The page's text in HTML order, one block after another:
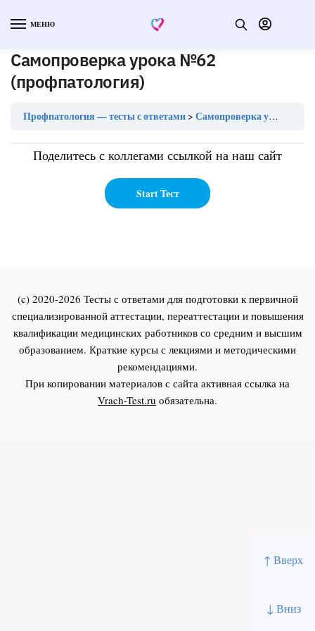
↑ Вверх
↓ Вниз
МЕНЮ
Самопроверка урока №62
(профпатология)
Профпатология — тесты с ответами Самопроверка урока №62 (профпатология)
Поделитесь с коллегами ссылкой на наш сайт
(c) 2020-2026 Тесты с ответами для подготовки к первичной
специализированной аттестации, переаттестации и повышения
квалификации медицинских работников со средним и высшим
образованием. Краткие курсы с лекциями и методическими
рекомендациями.
При копировании материалов с сайта активная ссылка на
Vrach-Test.ru обязательна.